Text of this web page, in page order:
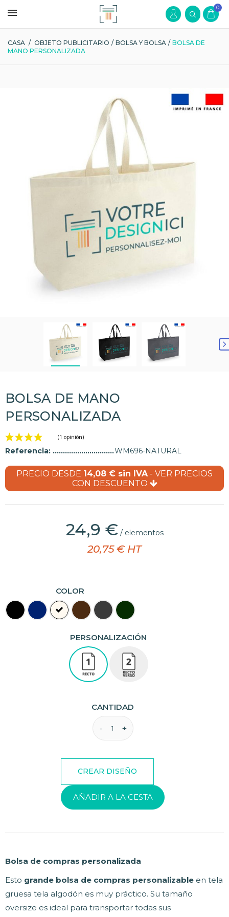
0
CASA / OBJETO PUBLICITARIO / BOLSA Y BOLSA / BOLSA DE
MANO PERSONALIZADA
BOLSA DE MANO
PERSONALIZADA
Referencia: WM696-NATURAL
PRECIO DESDE 14,08 € sin IVA - VER PRECIOS
CON DESCUENTO
24,9 €/ elementos
20,75 € HT
COLOR
PERSONALIZACIÓN
CANTIDAD
AÑADIR A LA CESTA
Bolsa de compras personalizada
Esto grande bolsa de compras personalizable en tela
gruesa tela algodón es muy práctico. Su tamaño
oversize es ideal para transportar todas sus